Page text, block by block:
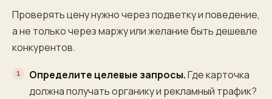
Проверять цену нужно через подветку и поведение,
а не только через маржу или желание быть дешевле
конкурентов.
Определите целевые запросы.Где карточка
должна получать органику и рекламный трафик?